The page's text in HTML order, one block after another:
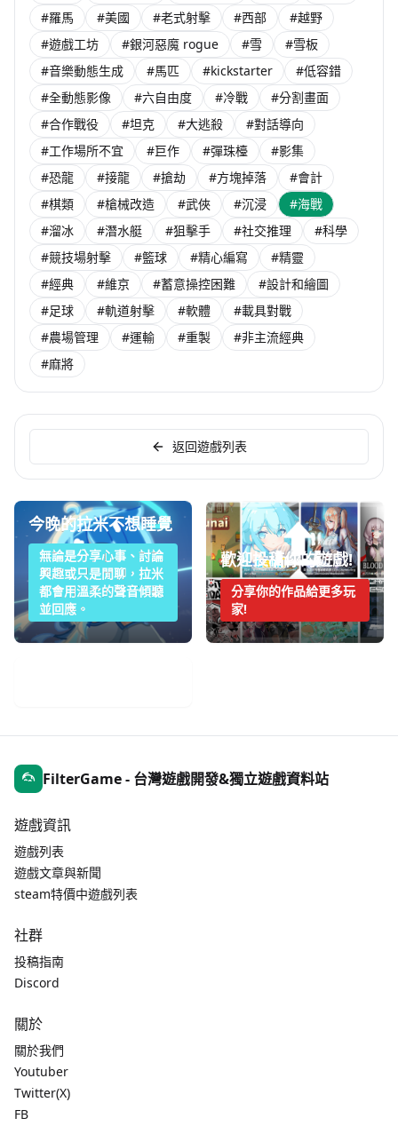
#羅馬
#美國 #老式射擊 #西部
#越野
#遊戲工坊
#銀河惡魔 rogue #雪
#雪板
#音樂動態生成
#馬匹 #kickstarter
#低容錯
#全動態影像
#六自由度 #冷戰
#分割畫面
#合作戰役
#坦克 #大逃殺
#對話導向
#工作場所不宜
#巨作 #彈珠檯
#影集
#恐龍
#接龍 #搶劫 #方塊掉落
#會計
#棋類
#槍械改造 #武俠 #沉浸
#海戰
#溜冰
#潛水艇 #狙擊手 #社交推理
#科學
#競技場射擊
#籃球 #精心編寫
#精靈
#經典
#維京 #蓄意操控困難
#設計和繪圖
#足球
#軌道射擊 #軟體
#載具對戰
#農場管理
#運輸 #重製
#非主流經典
#麻將
返回遊戲列表
今晚的拉米不想睡覺
無論是分享心事、討論
興趣或只是閒聊，拉米
都會用溫柔的聲音傾聽
並回應。
歡迎投稿你的遊戲!
分享你的作品給更多玩
家!
FilterGame - 台灣遊戲開發&獨立遊戲資料站
遊戲資訊
遊戲列表
遊戲文章與新聞
steam特價中遊戲列表
社群
投稿指南
Discord
關於
關於我們
Youtuber
Twitter(X)
FB